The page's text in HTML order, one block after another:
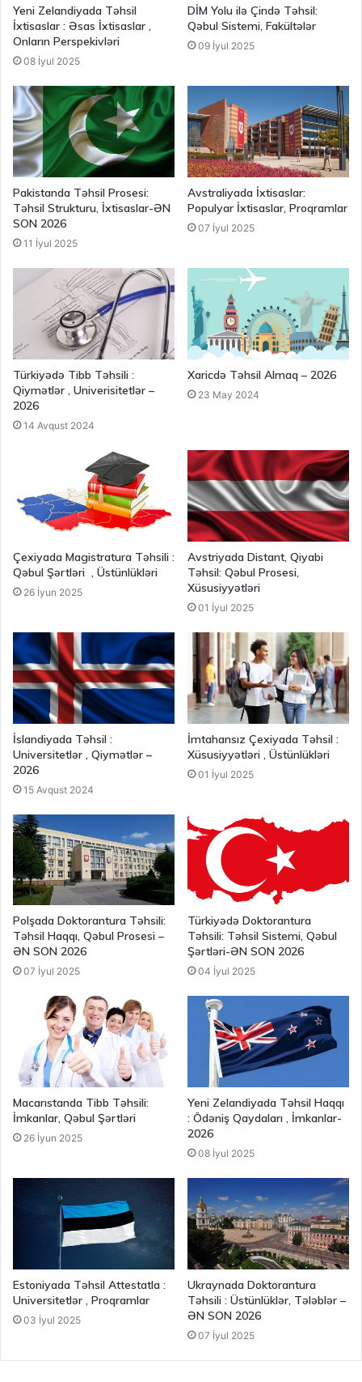
Yeni Zelandiyada Təhsil
İxtisaslar : Əsas İxtisaslar ,
Onların Perspekivləri
08 İyul 2025
DİM Yolu ilə Çində Təhsil:
Qəbul Sistemi, Fakültələr
09 İyul 2025
Pakistanda Təhsil Prosesi:
Təhsil Strukturu, İxtisaslar-ƏN
SON 2026
11 İyul 2025
Avstraliyada İxtisaslar:
Populyar İxtisaslar, Proqramlar
07 İyul 2025
Türkiyədə Tibb Təhsili :
Qiymətlər , Univerisitetlər –
2026
14 Avqust 2024
Xaricdə Təhsil Almaq – 2026
23 May 2024
Çexiyada Magistratura Təhsili :
Qəbul Şərtləri , Üstünlükləri
26 İyun 2025
Avstriyada Distant, Qiyabi
Təhsil: Qəbul Prosesi,
Xüsusiyyətləri
01 İyul 2025
İslandiyada Təhsil :
Universitetlər , Qiymətlər –
2026
15 Avqust 2024
İmtahansız Çexiyada Təhsil :
Xüsusiyyətləri , Üstünlükləri
01 İyul 2025
Polşada Doktorantura Təhsili:
Təhsil Haqqı, Qəbul Prosesi –
ƏN SON 2026
07 İyul 2025
Türkiyədə Doktorantura
Təhsili: Təhsil Sistemi, Qəbul
Şərtləri-ƏN SON 2026
04 İyul 2025
Macarıstanda Tibb Təhsili:
İmkanlar, Qəbul Şərtləri
26 İyun 2025
Yeni Zelandiyada Təhsil Haqqı
: Ödəniş Qaydaları , İmkanlar-
2026
08 İyul 2025
Estoniyada Təhsil Attestatla :
Universitetlər , Proqramlar
03 İyul 2025
Ukraynada Doktorantura
Təhsili : Üstünlüklər, Tələblər –
ƏN SON 2026
07 İyul 2025